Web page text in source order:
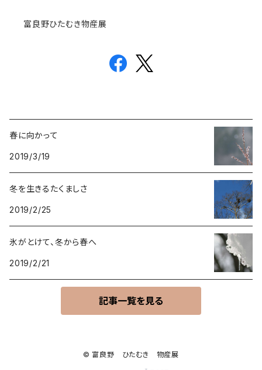
富良野ひたむき物産展
春に向かって
2019/3/19
冬を生きるたくましさ
2019/2/25
氷がとけて、冬から春へ
2019/2/21
記事一覧を見る
© 富良野 ひたむき 物産展